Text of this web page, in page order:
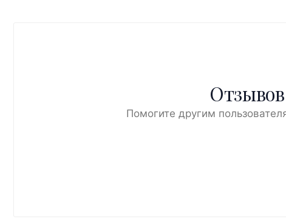
Помогите другим